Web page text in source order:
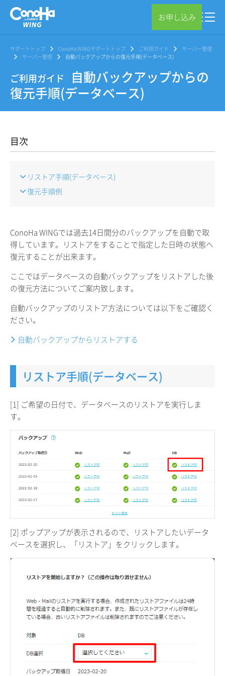
お申し込み
サポートトップ ConoHa WINGサポートトップ ご利用ガイド
サーバー管理
サーバー管理
自動バックアップからの復元手順(データベース)
ご利用ガイド
自動バックアップからの
復元手順(データベース)
目次
リストア手順(データベース)
復元手順例
ConoHa WINGでは過去14日間分のバックアップを自動で取
得しています。リストアをすることで指定した日時の状態へ
復元することが出来ます。
ここではデータベースの自動バックアップをリストアした後
の復元方法についてご案内致します。
自動バックアップのリストア方法については以下をご確認く
ださい。
自動バックアップからリストアする
リストア手順(データベース)
[1] ご希望の日付で、データベースのリストアを実行しま
す。
[2] ポップアップが表示されるので、リストアしたいデータ
ベースを選択し、「リストア」をクリックします。